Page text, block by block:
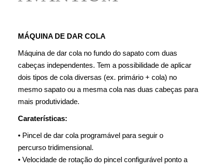
MÁQUINA DE DAR COLA
Máquina de dar cola no fundo do sapato com duas
cabeças independentes. Tem a possibilidade de aplicar
dois tipos de cola diversas (ex. primário + cola) no
mesmo sapato ou a mesma cola nas duas cabeças para
mais produtividade.
Caraterísticas:
• Pincel de dar cola programável para seguir o
percursotridimensional.
•Velocidade de rotação do pincel configurável ponto a